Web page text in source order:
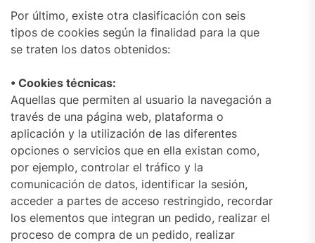
Por último, existe otra clasificación con seis
tipos de cookies según la finalidad para la que
se traten los datos obtenidos:
• Cookies técnicas:
Aquellas que permiten al usuario la navegación a
través de una página web, plataforma o
aplicación y la utilización de las diferentes
opciones o servicios que en ella existan como,
por ejemplo, controlar el tráfico y la
comunicación de datos, identificar la sesión,
acceder a partes de acceso restringido, recordar
los elementos que integran un pedido, realizar el
proceso de compra de un pedido, realizar